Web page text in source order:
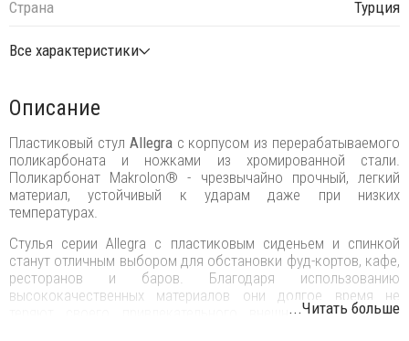
Страна
Турция
Все характеристики
Описание
Пластиковый стул Allegra с корпусом из перерабатываемого
поликарбоната и ножками из хромированной стали.
Поликарбонат Makrolon® - чрезвычайно прочный, легкий
материал, устойчивый к ударам даже при низких
температурах.
Стулья серии Allegra с пластиковым сиденьем и спинкой
станут отличным выбором для обстановки фуд-кортов, кафе,
ресторанов и баров. Благодаря использованию
высококачественных материалов они долгое время не
теряют своего привлекательного внешнего вида, даже
...Читать больше